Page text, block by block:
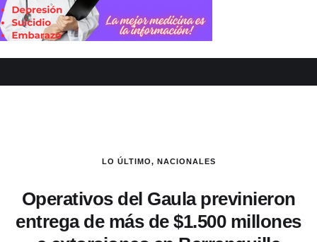
LO ÚLTIMO, NACIONALES
Operativos del Gaula previnieron
entrega de más de $1.500 millones